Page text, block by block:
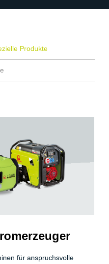
Produkte
für anspruchsvolle